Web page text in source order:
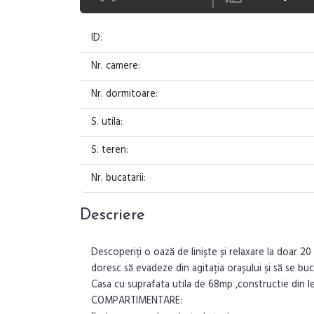
ID:
Nr. camere:
Nr. dormitoare:
S. utila:
S. teren:
Nr. bucatarii:
Descriere
Descoperiți o oază de liniște și relaxare la doar
doresc să evadeze din agitația orașului și să se
Casa cu suprafata utila de 68mp ,constructie din
COMPARTIMENTARE: